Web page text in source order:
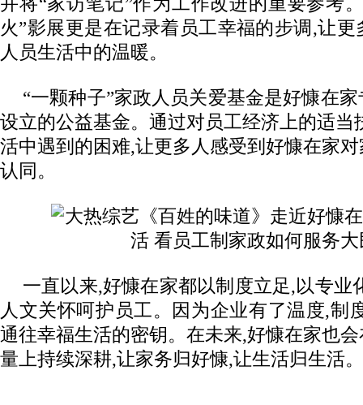
火”影展更是在记录着员工幸福的步调,让
人员生活中的温暖。
“一颗种子”家政人员关爱基金是好慷在
设立的公益基金。通过对员工经济上的适当
活中遇到的困难,让更多人感受到好慷在家
认同。
一直以来,好慷在家都以制度立足,以专业
人文关怀呵护员工。因为企业有了温度,制
通往幸福生活的密钥。在未来,好慷在家也
量上持续深耕,让家务归好慷,让生活归生活。